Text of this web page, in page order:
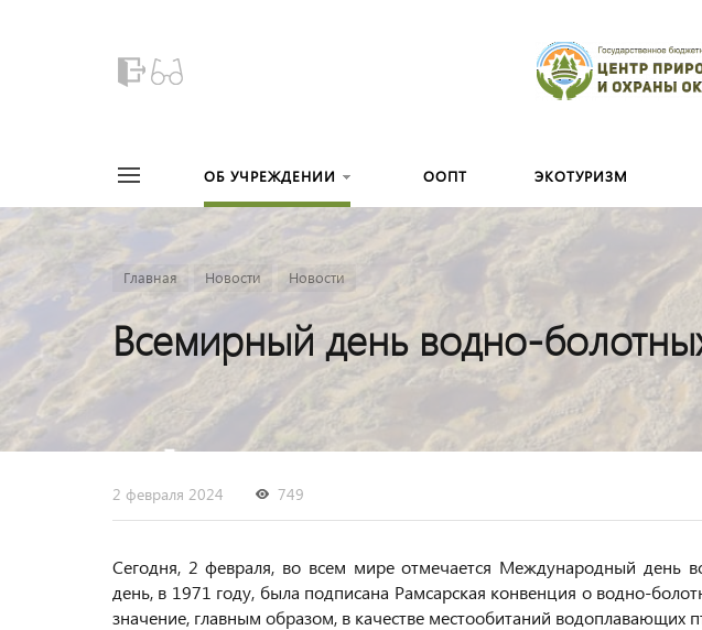
ОБ УЧРЕЖДЕНИИ ООПТ ЭКОТУРИЗМ
Главная Новости Новости
Всемирный день водно-
2 февраля 2024 749
Сегодня, 2 февраля, во всем мире отмечается Международный день
день, в 1971 году, была подписана Рамсарская конвенция о водно-
значение, главным образом, в качестве местообитаний водоплавающих